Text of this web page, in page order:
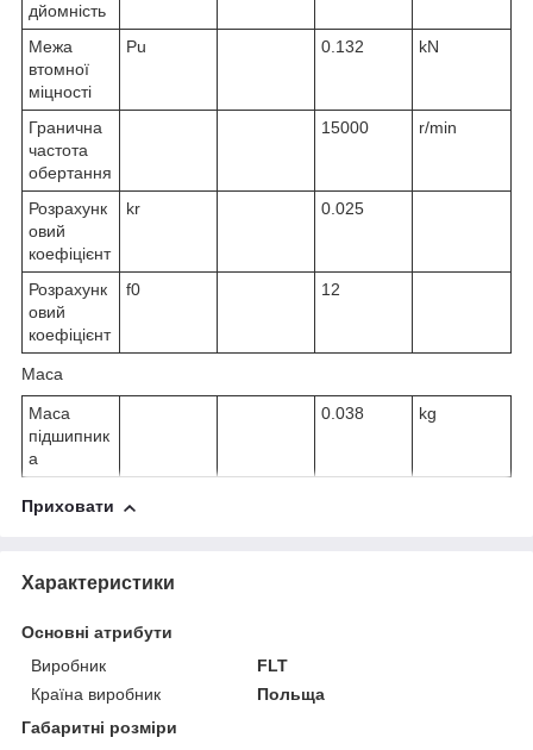
дйомність
Межа
втомної
міцності
Pu 0.132 kN
Гранична
частота
обертання
15000 r/min
Розрахунк
овий
коефіцієнт
kr 0.025
Розрахунк
овий
коефіцієнт
f0 12
Маса
Маса
підшипник
а
0.038 kg
Приховати
Характеристики
Основні атрибути
Виробник
FLT
Країна виробник
Польща
Габаритні розміри